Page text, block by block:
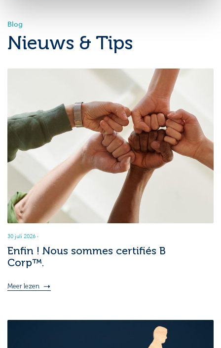
Blog
Nieuws & Tips
30 juli 2026 ·
Enfin ! Nous sommes certifiés B
Corp™.
Meer lezen